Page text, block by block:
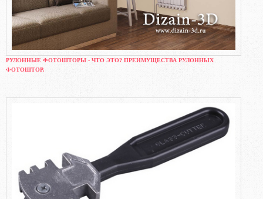
РУЛОННЫЕ ФОТОШТОРЫ - ЧТО ЭТО? ПРЕИМУЩЕСТВА РУЛОННЫХ
ФОТОШТОР.